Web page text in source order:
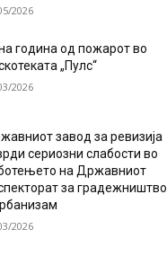
2026
година од пожарот во
„Пулс“
2026
завод за ревизија
сериозни слабости во
на Државниот
за градежништво
2026